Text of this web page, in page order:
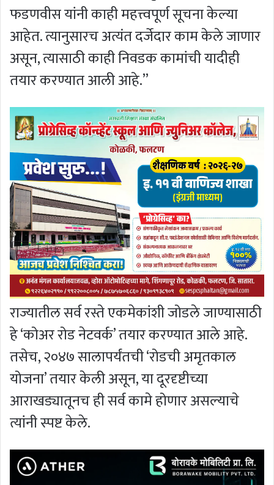
फडणवीस यांनी काही महत्त्वपूर्ण सूचना केल्या
आहेत. त्यानुसारच अत्यंत दर्जेदार काम केले जाणार
असून, त्यासाठी काही निवडक कामांची यादीही
तयार करण्यात आली आहे.”
राज्यातील सर्व रस्ते एकमेकांशी जोडले जाण्यासाठी
हे ‘कोअर रोड नेटवर्क’ तयार करण्यात आले आहे.
तसेच, २०४७ सालापर्यंतची ‘रोडची अमृतकाल
योजना’ तयार केली असून, या दूरदृष्टीच्या
आराखड्यातूनच ही सर्व कामे होणार असल्याचे
त्यांनी स्पष्ट केले.